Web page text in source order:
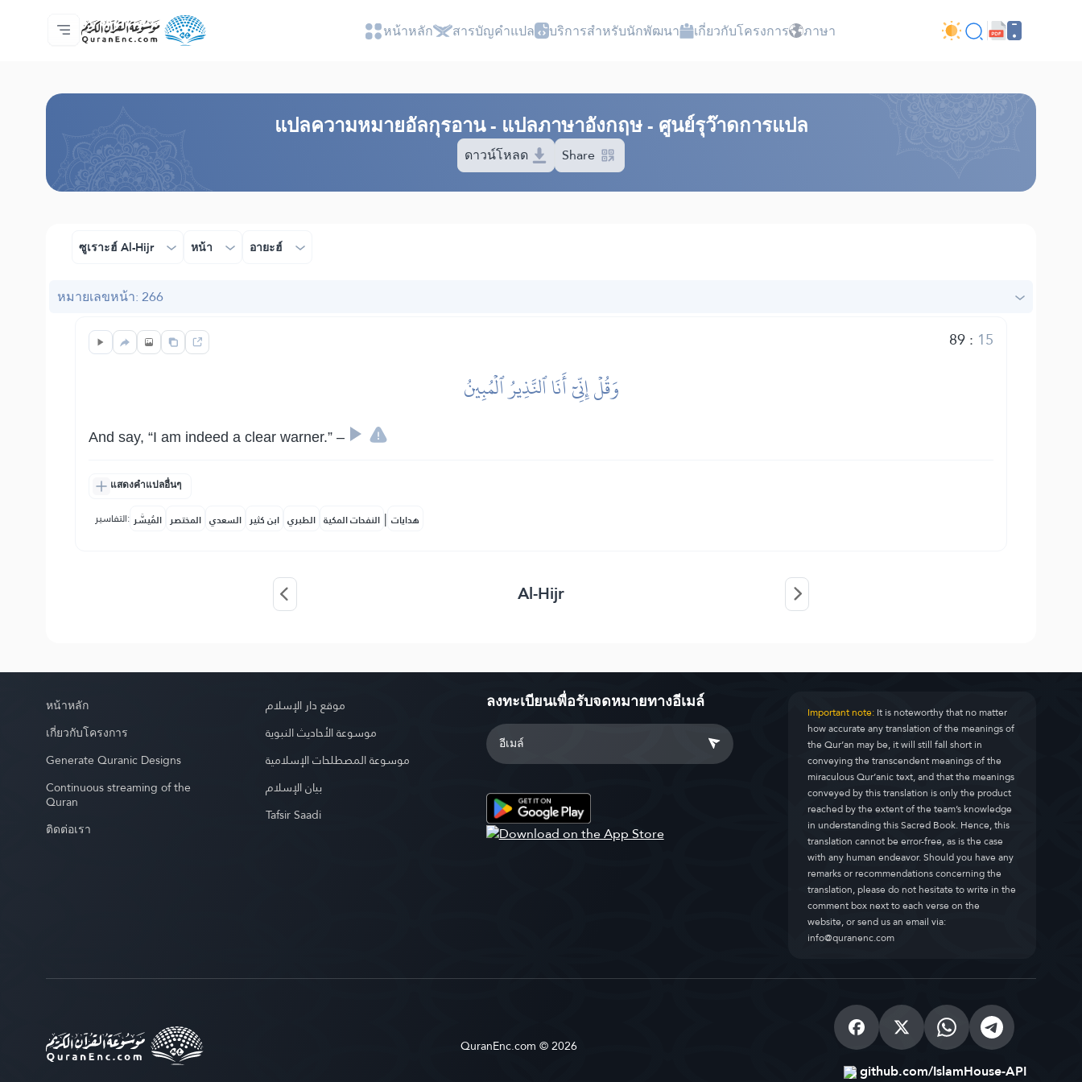
หน้าหลัก
สารบัญ​คำแปล
Audio
บริการสำหรับนักพัฒนา - API
เกี่ยวกับโครงการ
ติดต่อเรา
ภาษา หน้าหลัก สารบัญ​คำแปล บริการสำหรับนักพัฒนา เกี่ยวกับโครงการ ภาษา
แปล​ความหมาย​อัลกุรอาน​ - แปลภาษาอังกฤษ - ศูนย์รุว๊าดการแปล
ดาวน์โหลด Share
ซูเราะฮ์ Al-Hijr หน้า อายะฮ์
หมายเลขหน้า: 266
89: 15
وَقُلۡ إِنِّيٓ أَنَا ٱلنَّذِيرُ ٱلۡمُبِينُ
And say, “I am indeed a clear warner.” –
แสดงคำแปลอื่นๆ
التفاسير: المُيسَّر المختصر السعدي ابن كثير الطبري النفحات المكية | هدايات
Al-Hijr
หน้าหลัก
เกี่ยวกับโครงการ
Generate Quranic Designs
Continuous streaming of the
Quran
ติดต่อเรา
موقع دار الإسلام
موسوعة الأحاديث النبوية
موسوعة المصطلحات الإسلامية
بيان الإسلام
Tafsir Saadi
ลงทะเบียนเพื่อรับจดหมายทางอีเมล์ Important note:It is noteworthy that no matter
how accurate any translation of the meanings of
the Qur’an may be, it will still fall short in
conveying the transcendent meanings of the
miraculous Qur’anic text, and that the meanings
conveyed by this translation is only the product
reached by the extent of the team’s knowledge
in understanding this Sacred Book. Hence, this
translation cannot be error-free, as is the case
with any human endeavor. Should you have any
remarks or recommendations concerning the
translation, please do not hesitate to write in the
comment box next to each verse on the
website, or send us an email via:
info@quranenc.com
QuranEnc.com © 2026
github.com/IslamHouse-API